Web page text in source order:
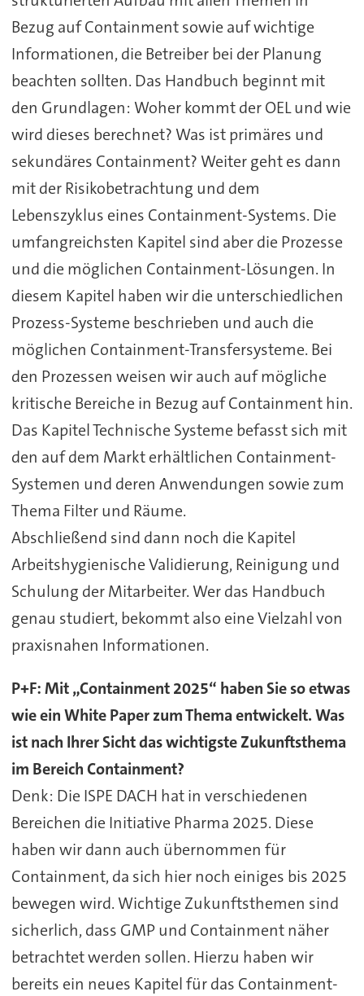
Bezug auf Containment sowie auf wichtige
Informationen, die Betreiber bei der Planung
beachten sollten. Das Handbuch beginnt mit
den Grundlagen: Woher kommt der OEL und wie
wird dieses berechnet? Was ist primäres und
sekundäres Containment? Weiter geht es dann
mit der Risikobetrachtung und dem
Lebenszyklus eines Containment-Systems. Die
umfangreichsten Kapitel sind aber die Prozesse
und die möglichen Containment-Lösungen. In
diesem Kapitel haben wir die unterschiedlichen
Prozess-Systeme beschrieben und auch die
möglichen Containment-Transfersysteme. Bei
den Prozessen weisen wir auch auf mögliche
kritische Bereiche in Bezug auf Containment hin.
Das Kapitel Technische Systeme befasst sich mit
den auf dem Markt erhältlichen Containment-
Systemen und deren Anwendungen sowie zum
Thema Filter und Räume.
Abschließend sind dann noch die Kapitel
Arbeitshygienische Validierung, Reinigung und
Schulung der Mitarbeiter. Wer das Handbuch
genau studiert, bekommt also eine Vielzahl von
praxisnahen Informationen.
P+F: Mit „Containment 2025“ haben Sie so etwas
wie ein White Paper zum Thema entwickelt. Was
ist nach Ihrer Sicht das wichtigste Zukunftsthema
im Bereich Containment?
Denk: Die ISPE DACH hat in verschiedenen
Bereichen die Initiative Pharma 2025. Diese
haben wir dann auch übernommen für
Containment, da sich hier noch einiges bis 2025
bewegen wird. Wichtige Zukunftsthemen sind
sicherlich, dass GMP und Containment näher
betrachtet werden sollen. Hierzu haben wir
bereits ein neues Kapitel für das Containment-